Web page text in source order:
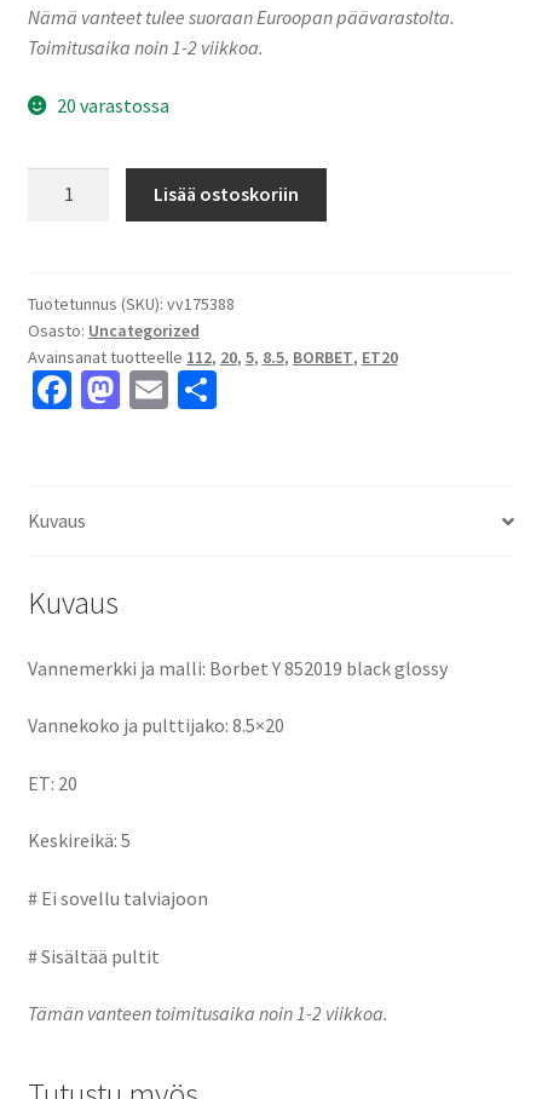
Nämä vanteet tulee suoraan Euroopan päävarastolta.
Toimitusaika noin 1-2 viikkoa.
20 varastossa
glossy
8.5x20"
5x112
ET20
Lisää ostoskoriin
Tuotetunnus (SKU): vv175388
Osasto: Uncategorized
Avainsanat tuotteelle 112, 20, 5, 8.5, BORBET, ET20
Fa
o
M E S
Kuvaus
Kuvaus
Vannemerkki ja malli: Borbet Y 852019 black glossy
Vannekoko ja pulttijako: 8.5×20
ET: 20
Keskireikä: 5
# Ei sovellu talviajoon
# Sisältää pultit
Tämän vanteen toimitusaika noin 1-2 viikkoa.